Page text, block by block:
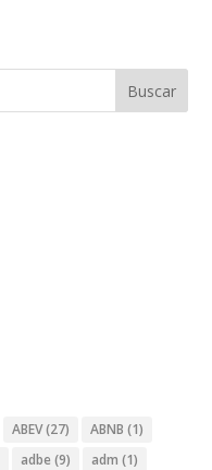
ABEV(27) ABNB (1)
adbe (9) adm (1)